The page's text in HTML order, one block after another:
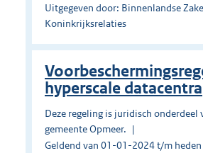
Uitgegeven door: Binnenlandse
Koninkrijksrelaties
hyperscale datacentra
Deze regeling is juridisch onderdeel
gemeente Opmeer.
Geldend van 01-01-2024 t/m heden